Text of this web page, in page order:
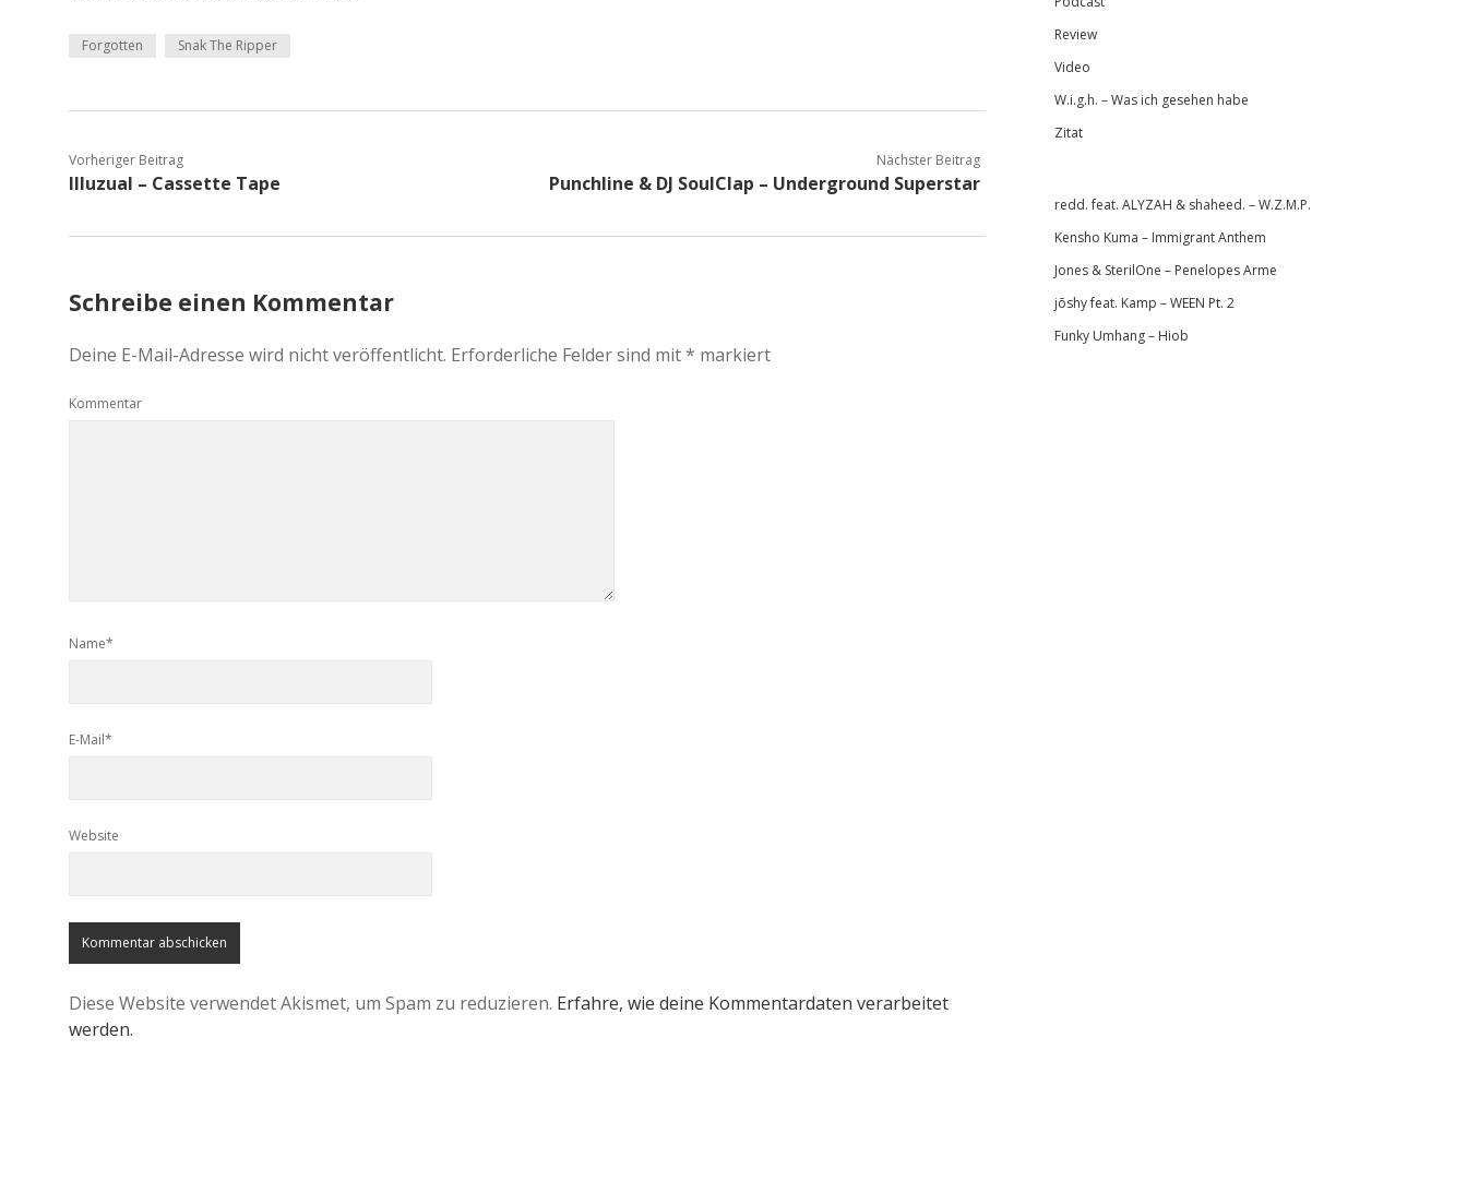
Forgotten Snak The Ripper
Vorheriger Beitrag
Illuzual – Cassette Tape
Nächster Beitrag
Punchline & DJ SoulClap – Underground Superstar
Schreibe einen Kommentar
Deine E-Mail-Adresse wird nicht veröffentlicht. Erforderliche Felder sind mit* markiert
Kommentar
Name*
E-Mail*
Website
Diese Website verwendet Akismet, um Spam zu reduzieren. Erfahre, wie deine Kommentardaten verarbeitet
werden.
Review
Video
W.i.g.h. – Was ich gesehen habe
Zitat
redd. feat. ALYZAH & shaheed. – W.Z.M.P.
Kensho Kuma – Immigrant Anthem
Jones & SterilOne – Penelopes Arme
jōshy feat. Kamp – WEEN Pt. 2
Funky Umhang – Hiob